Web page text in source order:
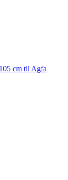
cm til Agfa